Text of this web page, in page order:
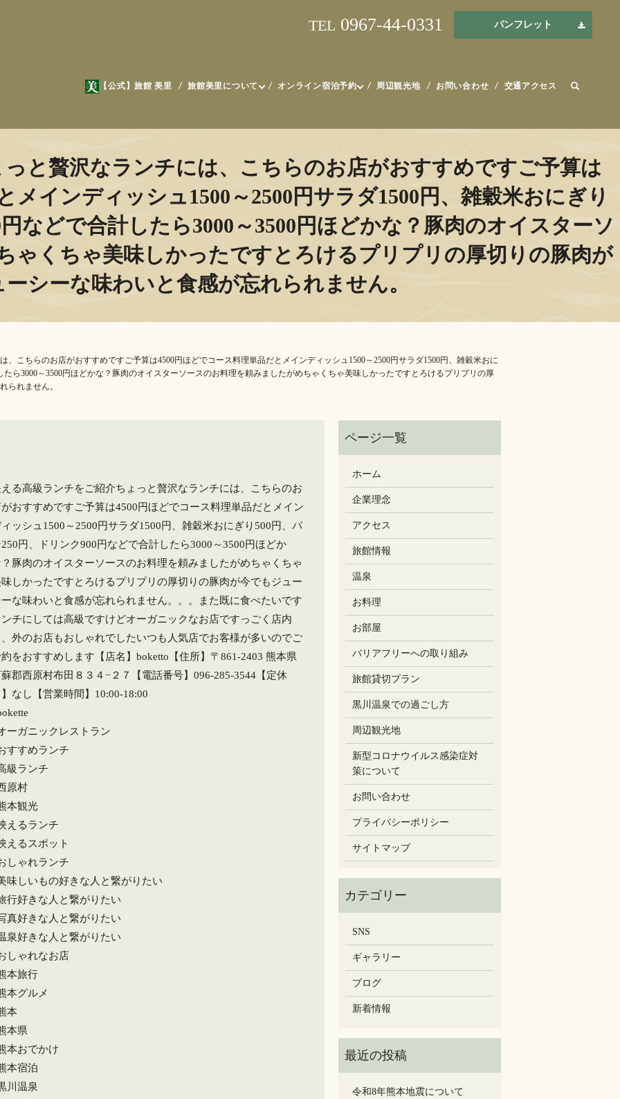
【公式】旅館 美里 旅館美里について オンライン宿泊予約 周辺観光地 お問い合わせ 交通アクセス
TEL 0967-44-0331 パンフレット
と贅沢なランチには、こちらのお店がおすすめですご予算は
メインディッシュ1500～2500円サラダ1500円、雑穀米おにぎり
などで合計したら3000～3500円ほどかな？豚肉のオイスターソ
ゃくちゃ美味しかったですとろけるプリプリの厚切りの豚肉が
シーな味わいと食感が忘れられません。
こちらのお店がおすすめですご予算は4500円ほどでコース料理単品だとメインディッシュ1500～2500円サラダ1500円、雑穀米おに
ら3000～3500円ほどかな？豚肉のオイスターソースのお料理を頼みましたがめちゃくちゃ美味しかったですとろけるプリプリの厚
られません。
る高級ランチをご紹介ちょっと贅沢なランチには、こちらのお
おすすめですご予算は4500円ほどでコース料理単品だとメイン
ッシュ1500～2500円サラダ1500円、雑穀米おにぎり500円、パ
円、ドリンク900円などで合計したら3000～3500円ほどか
豚肉のオイスターソースのお料理を頼みましたがめちゃくちゃ
しかったですとろけるプリプリの厚切りの豚肉が今でもジュー
な味わいと食感が忘れられません。。。また既に食べたいです
チにしては高級ですけどオーガニックなお店ですっごく店内
外のお店もおしゃれでしたいつも人気店でお客様が多いのでご
をおすすめします【店名】boketto【住所】〒861-2403 熊本県
郡西原村布田８３４−２７【電話番号】096-285-3544【定休
なし【営業時間】10:00-18:00
ーガニックレストラン
すすめランチ
級ランチ
原村
本観光
えるランチ
えるスポット
しゃれランチ
味しいもの好きな人と繋がりたい
行好きな人と繋がりたい
真好きな人と繋がりたい
泉好きな人と繋がりたい
しゃれなお店
本旅行
本グルメ
本
本県
本おでかけ
本宿泊
川温泉
ホーム
企業理念
アクセス
旅館情報
温泉
お料理
お部屋
バリアフリーへの取り組み
旅館貸切プラン
黒川温泉での過ごし方
周辺観光地
新型コロナウイルス感染症対
策について
お問い合わせ
プライバシーポリシー
サイトマップ
SNS
ギャラリー
ブログ
新着情報
令和8年熊本地震について